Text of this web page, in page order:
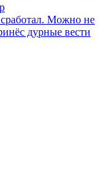
Можно не
дурные вести